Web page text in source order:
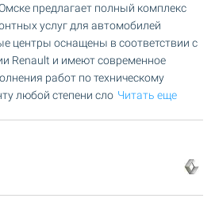
предлагает полный комплекс
услуг для автомобилей
центры оснащены в соответствии с
Renault и имеют современное
работ по техническому
любой степени сло Читать еще